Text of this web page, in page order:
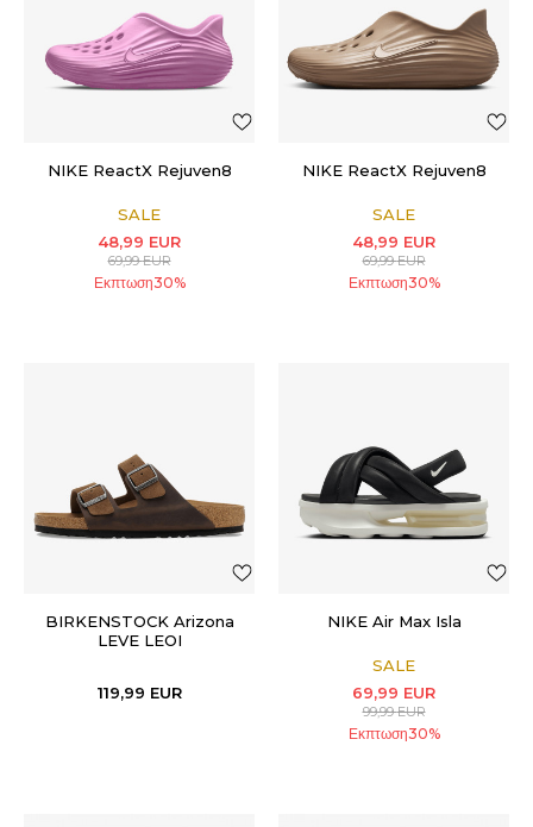
NIKE ReactX Rejuven8
SALE
48,99 EUR
69,99EUR
Εκπτωση30%
NIKE ReactX Rejuven8
SALE
48,99 EUR
69,99EUR
Εκπτωση30%
BIRKENSTOCK Arizona
LEVE LEOI
119,99 EUR
NIKE Air Max Isla
SALE
69,99 EUR
99,99EUR
Εκπτωση30%